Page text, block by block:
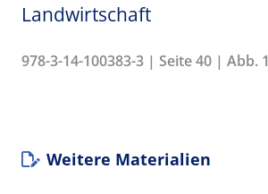
Landwirtschaft
978-3-14-100383-3 | Seite 40 | Abb. 1
Weitere Materialien